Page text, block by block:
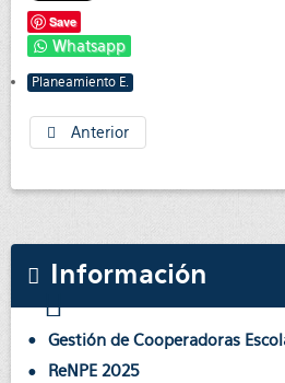
Save
Whatsapp
Planeamiento E.
Anterior
Información
Gestión de Cooperadoras
ReNPE 2025